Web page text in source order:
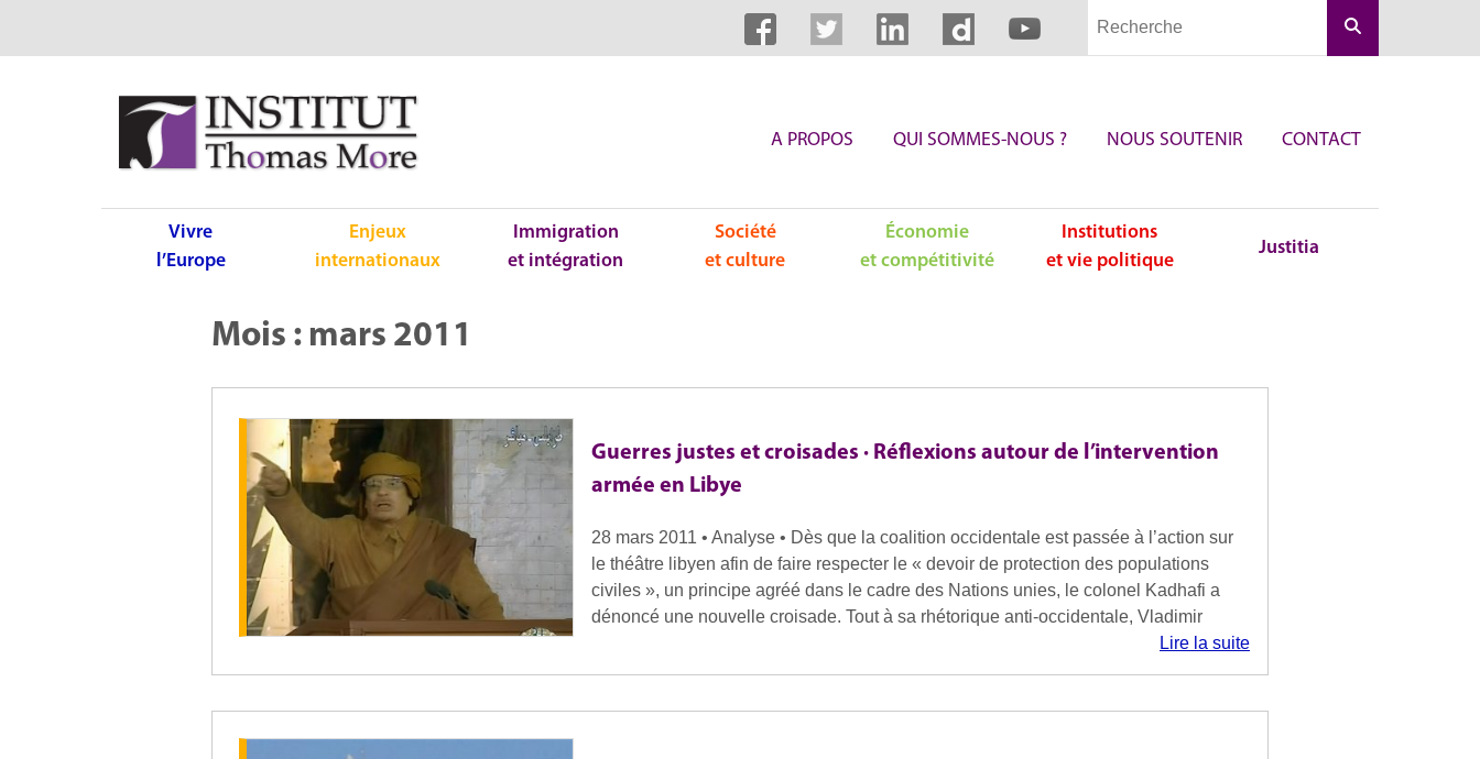
A PROPOS QUI SOMMES-NOUS ? NOUS SOUTENIR CONTACT
Vivre
l’Europe
Enjeux
internationaux
Immigration
et intégration
Société
et culture
Économie
et compétitivité
Institutions
et vie politique
Justitia
Mois : mars 2011
Guerres justes et croisades · Réflexions autour de l’intervention
armée en Libye
28 mars 2011 • Analyse • Dès que la coalition occidentale est passée à l’action sur
le théâtre libyen afin de faire respecter le « devoir de protection des populations
civiles », un principe agréé dans le cadre des Nations unies, le colonel Kadhafi a
dénoncé une nouvelle croisade. Tout à sa rhétorique anti-occidentale, Vladimir
Lire la suite